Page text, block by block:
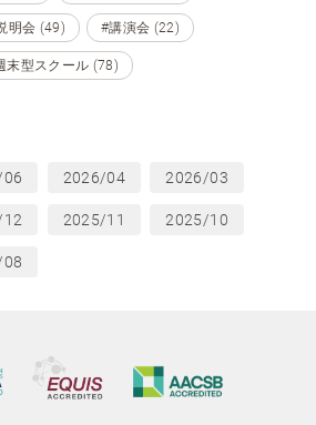
明会 (49) #講演会 (22)
末型スクール (78)
2026/04 2026/03
2025/11 2025/10